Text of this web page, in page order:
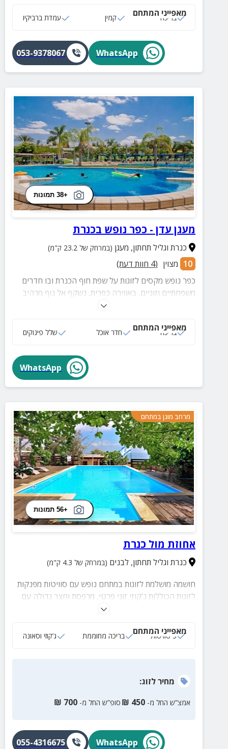
מאפייני המתחם
בריכה קמין עמדת ברביקיו
WhatsApp
053-9378067
+38 תמונות
מעגן עדן - כפר נופש בכנרת
כנרת וגליל תחתון, מעגן (במרחק של 23.2 ק"מ)
10 מצוין (
4 חוות דעת)
כפר נופש מקסים לזוגות על שפת חוף הכנרת ובו חדרים
משפחתיים וזוגיים, באווירה כפרית, נשקף אל נוף מרהיב
של הגולן והגליל. בכפר ארוחות כשרות ומקום לארועים.
לצאת לשפע של טיולים, בילויים ומסעדות באיזור.
מאפייני המתחם
בריכה חדר אוכל שלל פינוקים
WhatsApp
מרחב מוגן במתחם
+56 תמונות
אחוזת מול כנרת
כנרת וגליל תחתון,לבנים (במרחק של 4.3 ק"מ)
חושמה מושלמת לזוגות במתחם נופש עם סוויטות מפנקות
לזוגות הכוללות ג'קוזי זוגי פרטי, מרפסת וחצר גדולה עם
בריכה גדולה, מגודרת ומחוממת, מתחם ספא עם ג'קוזי
פונג ועוד!
מאפייני המתחם
5 סוויטות בריכה מחוממת ג‘קוזי וסאונה
מחירלזוג:
אמצ”ש החל מ- 450
₪ סופ”ש החל מ- 700
₪
WhatsApp
055-4316675